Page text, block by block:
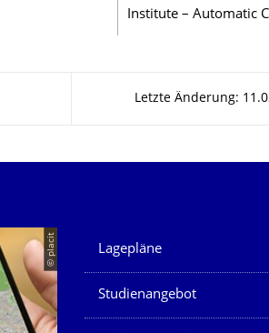
Institute – Automatic
Letzte Änderung:
© placit Unsere Dienste
Lagepläne
Studienangebot